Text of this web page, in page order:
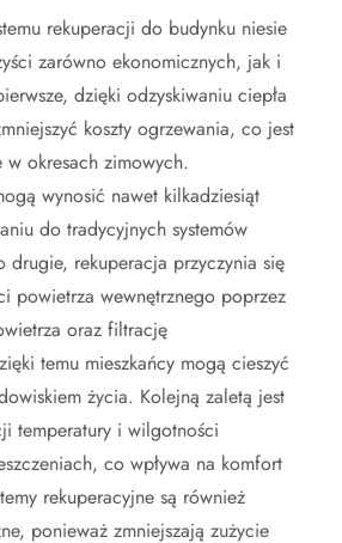
rekuperacji do budynku niesie
zarówno ekonomicznych, jak i
dzięki odzyskiwaniu ciepła
koszty ogrzewania, co jest
w okresach zimowych.
wynosić nawet kilkadziesiąt
do tradycyjnych systemów
drugie, rekuperacja przyczynia się
powietrza wewnętrznego poprzez
oraz filtrację
temu mieszkańcy mogą cieszyć
życia. Kolejną zaletą jest
temperatury i wilgotności
co wpływa na komfort
rekuperacyjne są również
ponieważ zmniejszają zużycie